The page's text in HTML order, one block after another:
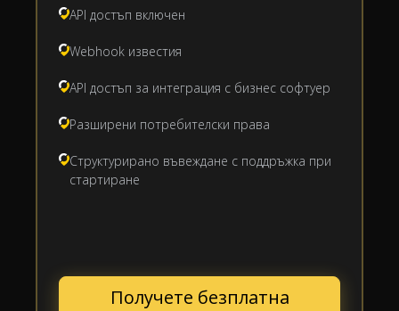
API достъп включен
Webhook известия
API достъп за интеграция с бизнес софтуер
Разширени потребителски права
Структурирано въвеждане с поддръжка при
стартиране
Получете безплатна